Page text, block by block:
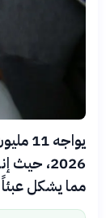
2026،
مما يشكل عبئاً